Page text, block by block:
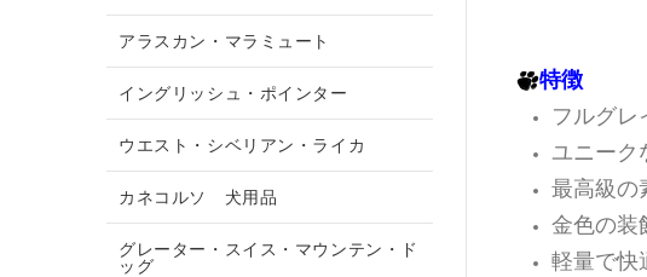
特徴
フルグレ
ユニーク
最高級の
金色の装
軽量で快
アラスカン・マラミュート
イングリッシュ・ポインター
ウエスト・シベリアン・ライカ
カネコルソ 犬用品
グレーター・スイス・マウンテン・ド
ッグ